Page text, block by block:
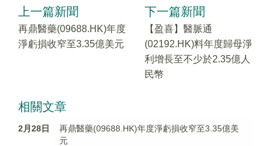
上一篇新聞
再鼎醫藥(09688.HK)年度
淨虧損收窄至3.35億美元
下一篇新聞
【盈喜】醫脈通
(02192.HK)料年度歸母淨
利增長至不少於2.35億人
民幣
相關文章
2月28日
再鼎醫藥(09688.HK)年度淨虧損收窄至3.35億美
元